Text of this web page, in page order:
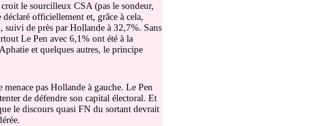
le sourcilleux CSA (pas le sondeur,
officiellement et, grâce à cela,
suivi de près par Hollande à 32,7%. Sans
Le Pen avec 6,1% ont été à la
et quelques autres, le principe
menace pas Hollande à gauche. Le Pen
de défendre son capital électoral. Et
le discours quasi FN du sortant devrait